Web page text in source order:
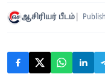
ஆசிரியர் பீடம்